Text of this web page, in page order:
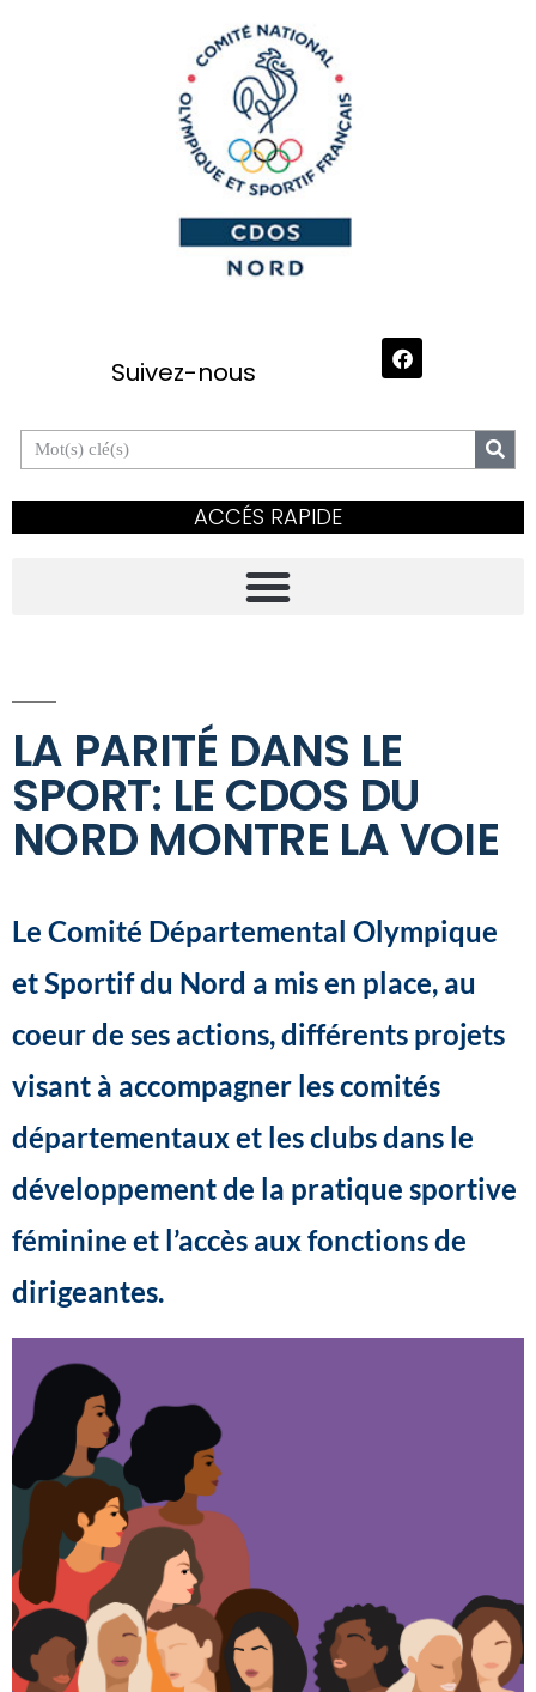
Suivez-nous
ACCÉS RAPIDE
LA PARITÉ DANS LE
SPORT: LE CDOS DU
NORD MONTRE LA VOIE
Le Comité Départemental Olympique
et Sportif du Nord a mis en place, au
coeur de ses actions, différents projets
visant à accompagner les comités
départementaux et les clubs dans le
développement de la pratique sportive
féminine et l’accès aux fonctions de
dirigeantes.